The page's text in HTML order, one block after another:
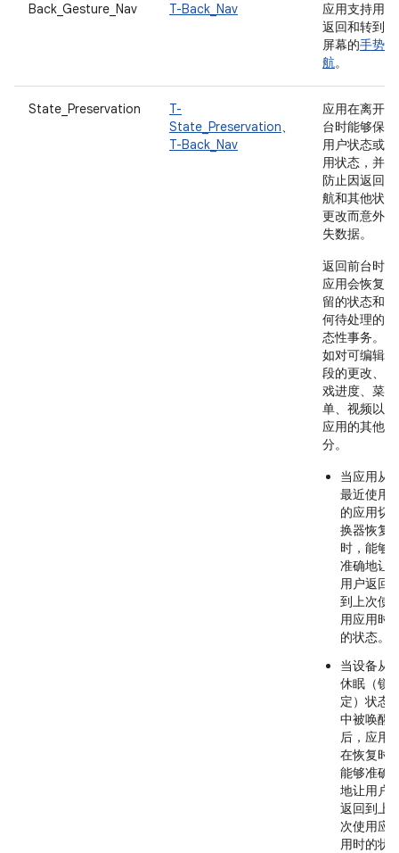
Back_Gesture_Nav T-Back_Nav
应用支持用于
返回和转到主
屏幕的手势导
航。
State_Preservation
T-
State_Preservation、
T-Back_Nav
应用在离开前
台时能够保留
用户状态或应
用状态，并可
防止因返回导
航和其他状态
更改而意外丢
失数据。
返回前台时，
应用会恢复保
留的状态和任
何待处理的状
态性事务。例
如对可编辑字
段的更改、游
戏进度、菜
单、视频以及
应用的其他部
分。
当应用从
最近使用
的应用切
换器恢复
时，能够
准确地让
用户返回
到上次使
用应用时
的状态。
当设备从
休眠（锁
定）状态
中被唤醒
后，应用
在恢复时
能够准确
地让用户
返回到上
次使用应
用时的状